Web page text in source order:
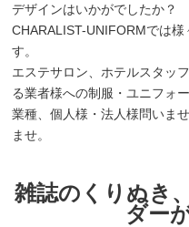
デザインはいかがでしたか？
CHARALIST-UNIFORMでは
す。
エステサロン、ホテルスタッ
る業者様への制服・ユニフォ
業種、個人様・法人様問いま
ませ。
雑誌のくりぬき
ダー